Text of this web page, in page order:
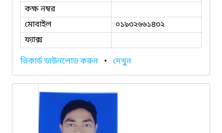
কক্ষ নম্বর
মোবাইল
০১৯৩২৬৬১৪৩২
ফ্যাক্স
ভিকার্ড ডাউনলোড করুন • দেখুন